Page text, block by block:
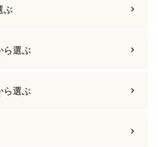
ぶ
ら選ぶ
ら選ぶ